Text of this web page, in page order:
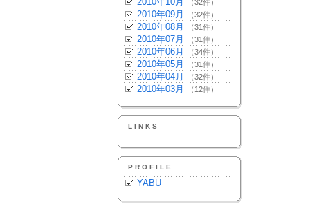
（32件）
2010年09月 （32件）
2010年08月 （31件）
2010年07月 （31件）
2010年06月 （34件）
2010年05月 （31件）
2010年04月 （32件）
2010年03月 （12件）
LINKS
PROFILE
YABU